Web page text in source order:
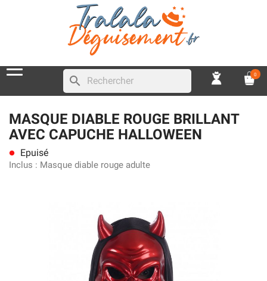
search 0
MASQUE DIABLE ROUGE BRILLANT
AVEC CAPUCHE HALLOWEEN
lens Epuisé
Inclus : Masque diable rouge adulte